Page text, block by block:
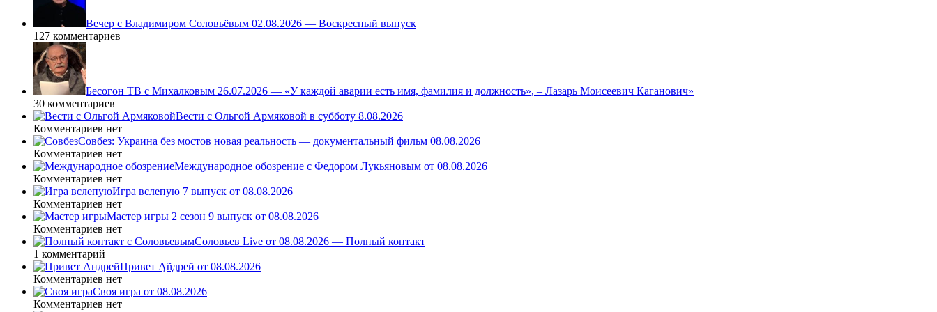
Вечер с Владимиром Соловьёвым 02.08.2026 — Воскресный выпуск
127 комментариев
Бесогон ТВ с Михалковым 26.07.2026 — «У каждой аварии есть имя, фамилия и должность», – Лазарь Моисеевич Каганович»
30 комментариев
Вести с Ольгой Армяковой в субботу 8.08.2026
Комментариев нет
Совбез: Украина без мостов новая реальность — документальный фильм 08.08.2026
Комментариев нет
Международное обозрение с Федором Лукьяновым от 08.08.2026
Комментариев нет
Игра вслепую 7 выпуск от 08.08.2026
Комментариев нет
Мастер игры 2 сезон 9 выпуск от 08.08.2026
Комментариев нет
Соловьев Live от 08.08.2026 — Полный контакт
1 комментарий
Привет Ąñдpей от 08.08.2026
Комментариев нет
Своя игра от 08.08.2026
Комментариев нет